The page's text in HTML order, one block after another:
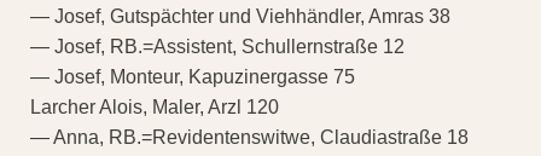
— Josef, Gutspächter und Viehhändler, Amras 38
— Josef, RB.=Assistent, Schullernstraße 12
— Josef, Monteur, Kapuzinergasse 75
Larcher Alois, Maler, Arzl 120
— Anna, RB.=Revidentenswitwe, Claudiastraße 18